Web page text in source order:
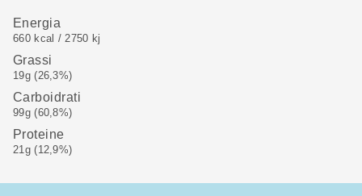
Energia
660 kcal / 2750 kj
Grassi
19g (26,3%)
Carboidrati
99g (60,8%)
Proteine
21g (12,9%)